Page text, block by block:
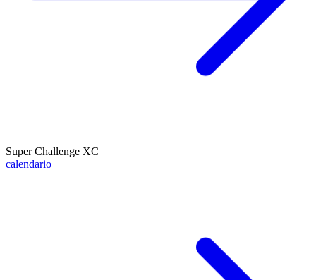
Super Challenge XC
calendario